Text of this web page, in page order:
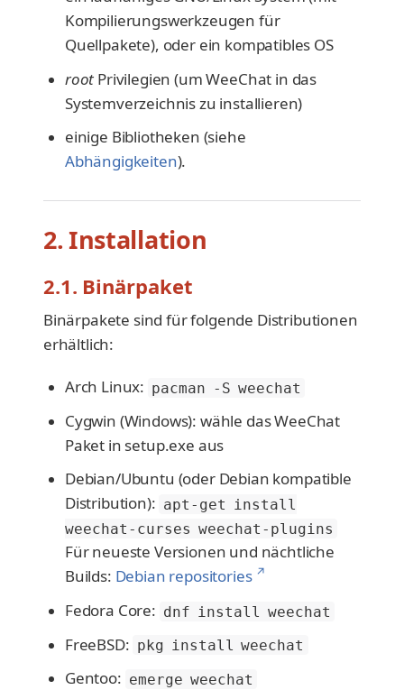
Kompilierungswerkzeugen für
Quellpakete), oder ein kompatibles OS
root Privilegien (um WeeChat in das
Systemverzeichnis zu installieren)
einige Bibliotheken (siehe
Abhängigkeiten).
2. Installation
2.1. Binärpaket
Binärpakete sind für folgende Distributionen
erhältlich:
Arch Linux: pacman -S weechat
Cygwin (Windows): wähle das WeeChat
Paket in setup.exe aus
Debian/Ubuntu (oder Debian kompatible
Distribution): apt-get install
weechat-curses weechat-plugins
Für neueste Versionen und nächtliche
Builds: Debian repositories ↗
Fedora Core: dnf install weechat
FreeBSD: pkg install weechat
Gentoo: emerge weechat